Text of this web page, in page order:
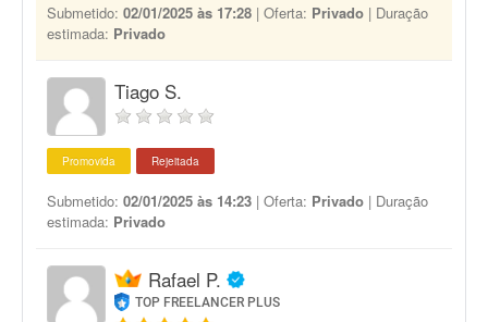
Submetido: 02/01/2025 às 17:28 | Oferta: Privado | Duração
estimada: Privado
Tiago S.
Promovida Rejeitada
Submetido: 02/01/2025 às 14:23 | Oferta: Privado | Duração
estimada: Privado
Rafael P.
TOP FREELANCER PLUS